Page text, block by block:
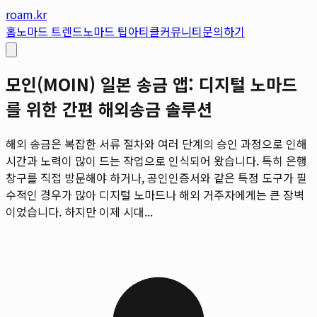
roam.kr
홈노마드 트렌드노마드 팁아티클커뮤니티문의하기
모인(MOIN) 일본 송금 앱: 디지털 노마드
를 위한 간편 해외송금 솔루션
해외 송금은 복잡한 서류 절차와 여러 단계의 승인 과정으로 인해
시간과 노력이 많이 드는 작업으로 인식되어 왔습니다. 특히 은행
창구를 직접 방문해야 하거나, 공인인증서와 같은 특정 도구가 필
수적인 경우가 많아 디지털 노마드나 해외 거주자에게는 큰 장벽
이었습니다. 하지만 이제 시대...